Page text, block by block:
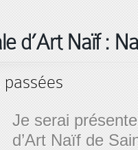
d’Art Naïf :
passées
Je serai
d’Art Naïf de